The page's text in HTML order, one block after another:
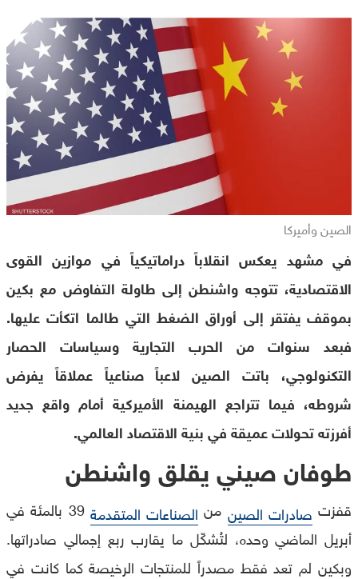
الصين وأميركا
في مشهد يعكس انقلاباً دراماتيكياً في موازين القوى
الاقتصادية، تتوجه واشنطن إلى طاولة التفاوض مع بكين
بموقف يفتقر إلى أوراق الضغط التي طالما اتكأت عليها.
فبعد سنوات من الحرب التجارية وسياسات الحصار
التكنولوجي، باتت الصين لاعباً صناعياً عملاقاً يفرض
شروطه، فيما تتراجع الهيمنة الأميركية أمام واقع جديد
أفرزته تحولات عميقة في بنية الاقتصاد العالمي.
طوفان صيني يقلق واشنطن
قفزت صادرات الصين من الصناعات المتقدمة
39 بالمئة في
أبريل الماضي وحده، لتُشكّل ما يقارب ربع إجمالي صادراتها.
وبكين لم تعد فقط مصدراً للمنتجات الرخيصة كما كانت في